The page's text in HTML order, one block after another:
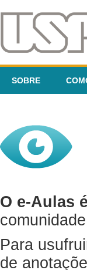
SOBRE
O e-Aulas
Para
de